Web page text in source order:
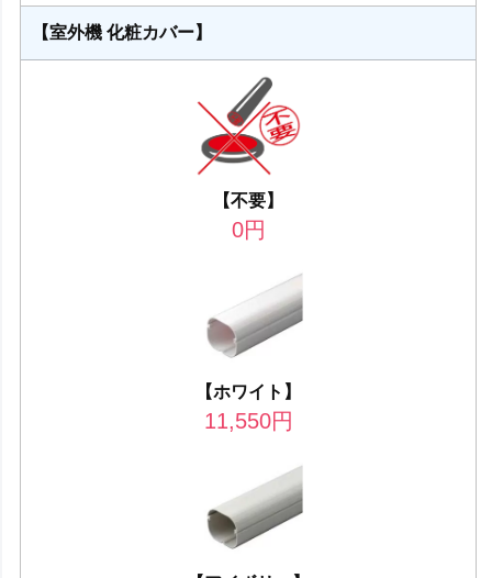
【室外機 化粧カバー】
【不要】
0円
【ホワイト】
11,550円